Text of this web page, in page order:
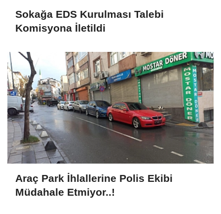
Sokağa EDS Kurulması Talebi
Komisyona İletildi
Araç Park İhlallerine Polis Ekibi
Müdahale Etmiyor..!